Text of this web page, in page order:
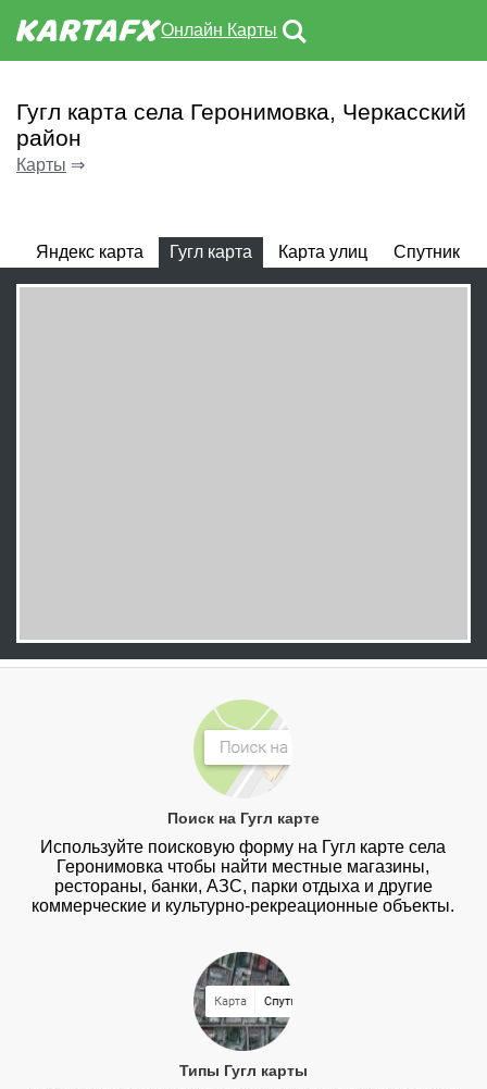
Онлайн Карты
Гугл карта села Геронимовка, Черкасский
район
Карты ⇒
Яндекс карта Гугл карта Карта улиц Спутник
Поиск на Гугл карте
Используйте поисковую форму на Гугл карте села
Геронимовка чтобы найти местные магазины,
рестораны, банки, АЗС, парки отдыха и другие
коммерческие и культурно-рекреационные объекты.
Типы Гугл карты